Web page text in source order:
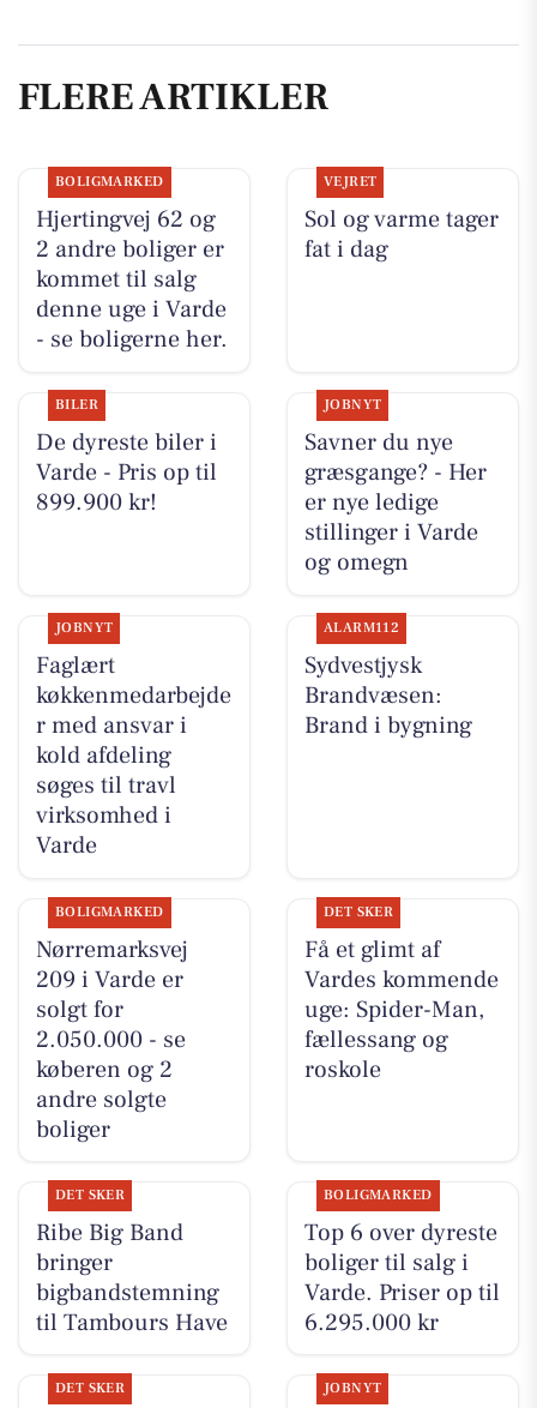
FLERE ARTIKLER
BOLIGMARKED
Hjertingvej 62 og
2 andre boliger er
kommet til salg
denne uge i Varde
- se boligerne her.
VEJRET
Sol og varme tager
fat i dag
BILER
De dyreste biler i
Varde - Pris op til
899.900 kr!
JOBNYT
Savner du nye
græsgange? - Her
er nye ledige
stillinger i Varde
og omegn
JOBNYT
Faglært
køkkenmedarbejde
r med ansvar i
kold afdeling
søges til travl
virksomhed i
Varde
ALARM112
Sydvestjysk
Brandvæsen:
Brand i bygning
BOLIGMARKED
Nørremarksvej
209 i Varde er
solgt for
2.050.000 - se
køberen og 2
andre solgte
boliger
DET SKER
Få et glimt af
Vardes kommende
uge: Spider-Man,
fællessang og
roskole
DET SKER
Ribe Big Band
bringer
bigbandstemning
til Tambours Have
BOLIGMARKED
Top 6 over dyreste
boliger til salg i
Varde. Priser op til
6.295.000 kr
DET SKER JOBNYT